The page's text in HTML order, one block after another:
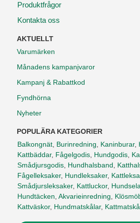
Produktfrågor
Kontakta oss
AKTUELLT
Varumärken
Månadens kampanjvaror
Kampanj & Rabattkod
Fyndhörna
Nyheter
POPULÄRA KATEGORIER
Balkongnät, Burinredning, Kaninburar,
Kattbäddar, Fågelgodis, Hundgodis,
Smådjursgodis, Hundhalsband,
Fågelleksaker, Hundleksaker,
Smådjursleksaker, Kattluckor,
Hundtäcken, Akvarieinredning,
Kattväskor, Hundmatskålar,